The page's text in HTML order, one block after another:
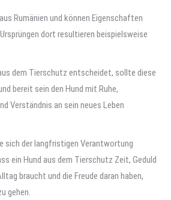
Rumänien und können Eigenschaften
dort resultieren beispielsweise
dem Tierschutz entscheidet, sollte diese
bereit sein den Hund mit Ruhe,
Verständnis an sein neues Leben
sich der langfristigen Verantwortung
ein Hund aus dem Tierschutz Zeit, Geduld
braucht und die Freude daran haben,
gehen.